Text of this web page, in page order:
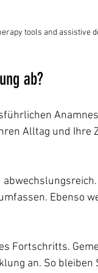
tools and assistive
ab?
Alltag und Ihre
Ebenso
Fortschritts.
an. So